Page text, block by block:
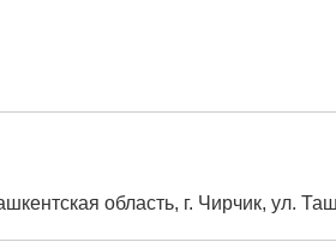
область, г. Чирчик, ул.